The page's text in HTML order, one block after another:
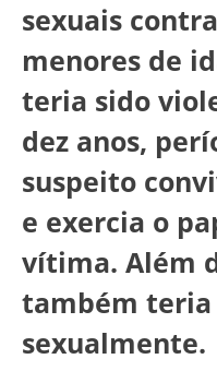
sexuais
menores de
teria sido
dez anos,
suspeito
e exercia o
vítima. Além
também teria
sexualmente.